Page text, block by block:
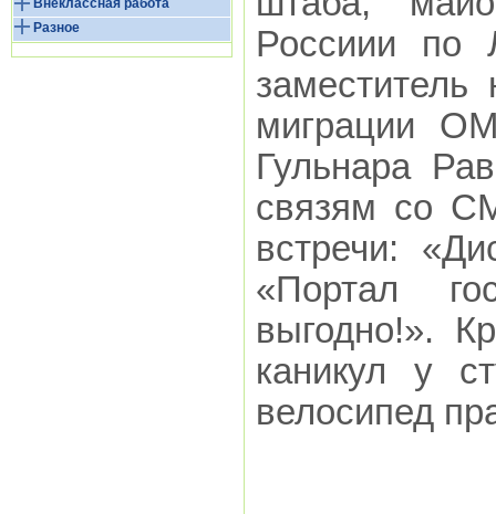
Внеклассная работа
Разное
Россиии по
миграции
Гульнара
связям со
встречи:
«Портал
выгодно!».
каникул у
велосипед